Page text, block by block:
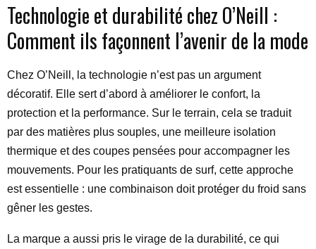
Technologie et durabilité chez O’Neill :
Comment ils façonnent l’avenir de la mode
Chez O’Neill, la technologie n’est pas un argument
décoratif. Elle sert d’abord à améliorer le confort, la
protection et la performance. Sur le terrain, cela se traduit
par des matières plus souples, une meilleure isolation
thermique et des coupes pensées pour accompagner les
mouvements. Pour les pratiquants de surf, cette approche
est essentielle : une combinaison doit protéger du froid sans
gêner les gestes.
La marque a aussi pris le virage de la durabilité, ce qui